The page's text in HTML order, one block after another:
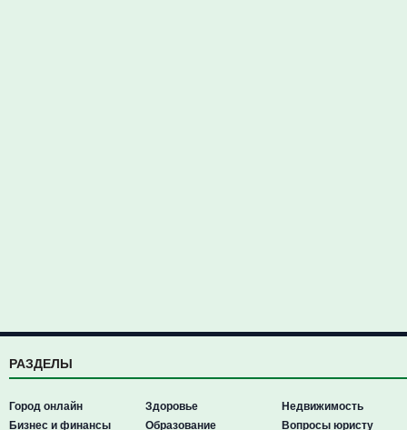
РАЗДЕЛЫ
Город онлайн
Бизнес и финансы
Здоровье
Образование
Недвижимость
Вопросы юристу